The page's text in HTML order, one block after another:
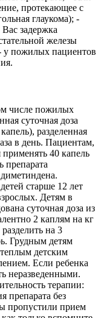
протекающее с
глаукома); -
задержка
железы
у пожилых пациентов
числе пожилых
суточная доза
разделенная
в день. Пациентам,
40 капель
препарата
старше 12 лет
Детям в
суточная доза из
2 каплям на кг
на 3
Грудным детям
детским
Если ребенка
неразведенными.
терапии:
препарата без
пропустили прием